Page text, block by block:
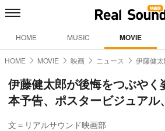
HOME MUSIC MOVIE
HOME MOVIE 映画 ニュース 伊藤健
伊藤健太郎が後悔をつぶや
本予告、ポスタービジュアル
文＝リアルサウンド映画部